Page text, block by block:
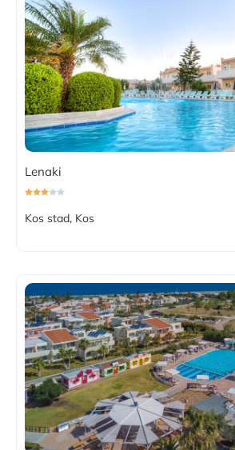
Lenaki
Kos stad, Kos